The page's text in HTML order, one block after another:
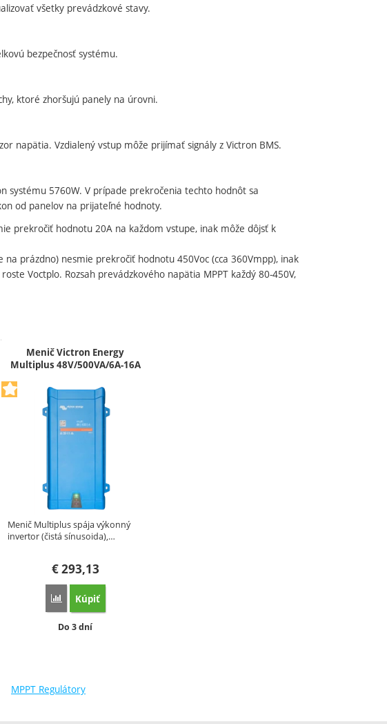
všetky prevádzkové stavy.
bezpečnosť systému.
ktoré zhoršujú panely na úrovni.
napätia. Vzdialený vstup môže prijímať signály z Victron BMS.
systému 5760W. V prípade prekročenia techto hodnôt sa
od panelov na prijateľné hodnoty.
prekročiť hodnotu 20A na každom vstupe, inak môže dôjsť k
prázdno) nesmie prekročiť hodnotu 450Voc (cca 360Vmpp), inak
Voctplo. Rozsah prevádzkového napätia MPPT každý 80-450V,
Menič Victron Energy
Multiplus 48V/500VA/6A-16A
Menič Multiplus spája výkonný
invertor (čistá sínusoida),…
€293,13
Porovnať
Kúpiť
Dostupnosť:
Do 3 dní
MPPT Regulátory